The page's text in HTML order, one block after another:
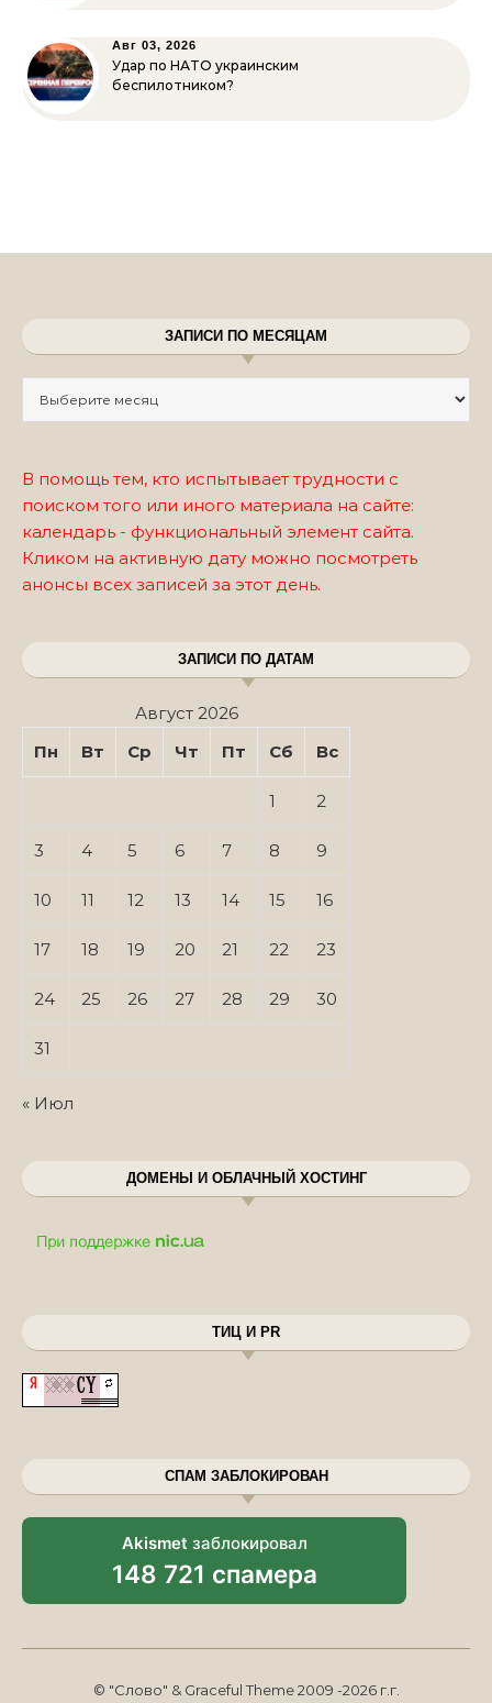
Авг 03, 2026
Удар по НАТО украинским
беспилотником?
ЗАПИСИ ПО МЕСЯЦАМ
В помощь тем, кто испытывает трудности с
поиском того или иного материала на сайте:
календарь - функциональный элемент сайта.
Кликом на активную дату можно посмотреть
анонсы всех записей за этот день.
ЗАПИСИ ПО ДАТАМ
Август 2026
Пн
Вт Ср Чт Пт Сб Вс
1 2
3 4 5 6 7 8 9
10 11 12 13 14 15 16
17 18 19 20 21 22 23
24 25 26 27 28 29 30
31
« Июл
ДОМЕНЫ И ОБЛАЧНЫЙ ХОСТИНГ
ТИЦ И PR
СПАМ ЗАБЛОКИРОВАН
Akismet заблокировал
148 721 спамера
© "Слово" & Graceful Theme 2009 -2026 г.г.